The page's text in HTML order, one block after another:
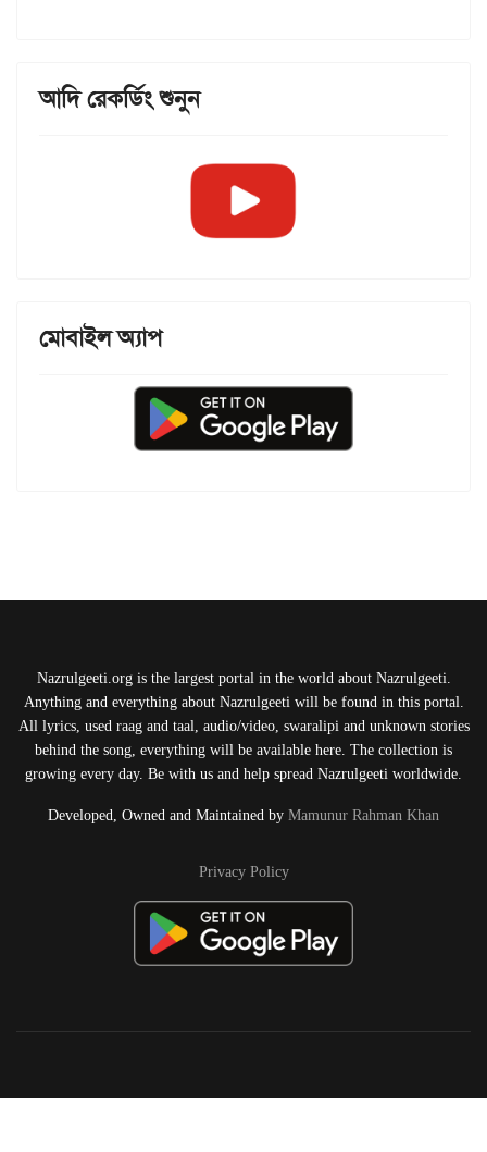
আদি রেকর্ডিং শুনুন
মোবাইল অ্যাপ
Nazrulgeeti.org is the largest portal in the world about Nazrulgeeti.
Anything and everything about Nazrulgeeti will be found in this portal.
All lyrics, used raag and taal, audio/video, swaralipi and unknown stories
behind the song, everything will be available here. The collection is
growing every day. Be with us and help spread Nazrulgeeti worldwide.
Developed, Owned and Maintained by Mamunur Rahman Khan
Privacy Policy